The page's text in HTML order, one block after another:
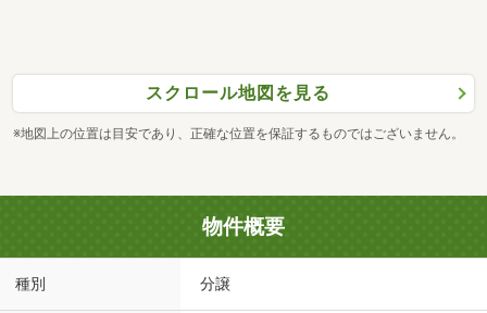
スクロール地図を見る
※地図上の位置は目安であり、正確な位置を保証するものではございません。
物件概要
種別 分譲